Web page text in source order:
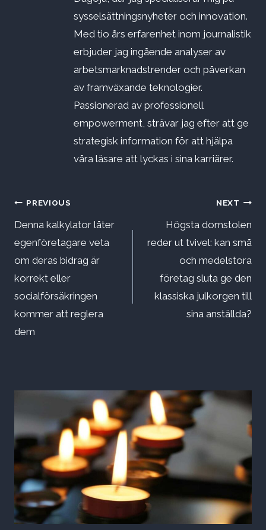
sysselsättningsnyheter och innovation.
Med tio års erfarenhet inom journalistik
erbjuder jag ingående analyser av
arbetsmarknadstrender och påverkan
av framväxande teknologier.
Passionerad av professionell
empowerment, strävar jag efter att ge
strategisk information för att hjälpa
våra läsare att lyckas i sina karriärer.
Inläggsnavigering
PREVIOUS
Denna kalkylator låter
egenföretagare veta
om deras bidrag är
korrekt eller
socialförsäkringen
kommer att reglera
dem
NEXT
Högsta domstolen
reder ut tvivel: kan små
och medelstora
företag sluta ge den
klassiska julkorgen till
sina anställda?